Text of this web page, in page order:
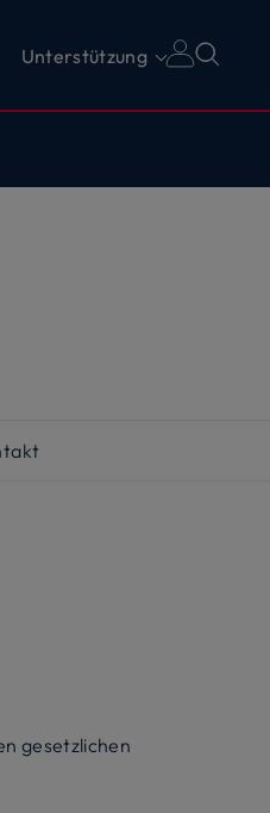
Unterstützung
gesetzlichen